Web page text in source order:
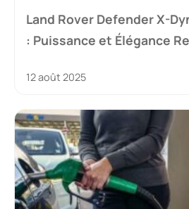
Land Rover Defender X-
: Puissance et Élégance
12 août 2025